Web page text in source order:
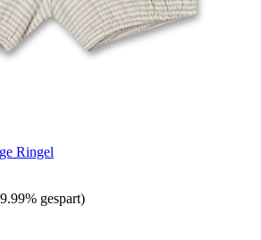
Ringel
gespart)